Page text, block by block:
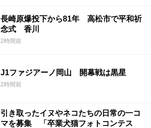
長崎原爆投下から81年 高松市で平和祈
念式 香川
2時間前
J1ファジアーノ岡山 開幕戦は黒星
2時間前
引き取ったイヌやネコたちの日常の一コ
マを募集 「卒業犬猫フォトコンテス